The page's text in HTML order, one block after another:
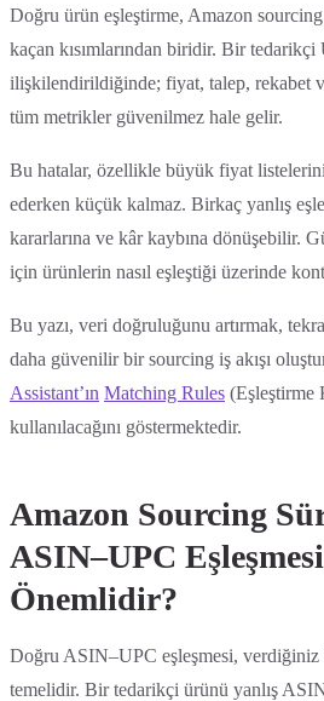
Doğru ürün eşleştirme, Amazon
kaçan kısımlarından biridir. Bir
ilişkilendirildiğinde; fiyat, talep, rekabet
tüm metrikler güvenilmez hale gelir.
Bu hatalar, özellikle büyük fiyat
ederken küçük kalmaz. Birkaç yanlış
kararlarına ve kâr kaybına dönüşebilir.
için ürünlerin nasıl eşleştiği üzerinde
Bu yazı, veri doğruluğunu artırmak,
daha güvenilir bir sourcing iş akışı
Assistant’ın Matching Rules (Eşleştirme
kullanılacağını göstermektedir.
Amazon Sourcing
ASIN–UPC
Önemlidir?
Doğru ASIN–UPC eşleşmesi, verdiğiniz
temelidir. Bir tedarikçi ürünü yanlış